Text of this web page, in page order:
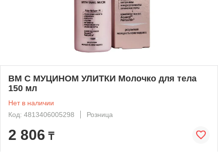
BM С МУЦИНОМ УЛИТКИ Молочко для тела
150 мл
Нет в наличии
Код: 4813406005298
Розница
2 806 ₸